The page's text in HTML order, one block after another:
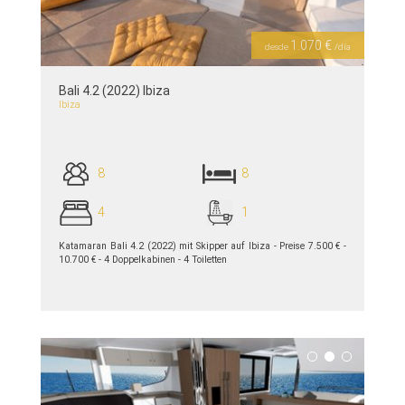
desde 1.070 € /día
Bali 4.2 (2022) Ibiza
Ibiza
8 8
4 1
Katamaran Bali 4.2 (2022) mit Skipper auf Ibiza - Preise 7.500 € -
10.700 € - 4 Doppelkabinen - 4 Toiletten
siehe Details >>